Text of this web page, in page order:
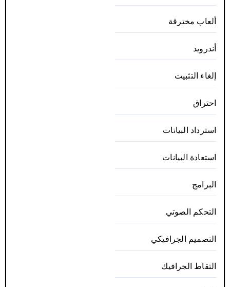
ألعاب مخترقة
أندرويد
إلغاء التثبيت
احتراق
استرداد البيانات
استعادة البيانات
البرامج
التحكم الصوتي
التصميم الجرافيكي
التقاط الجرافيك